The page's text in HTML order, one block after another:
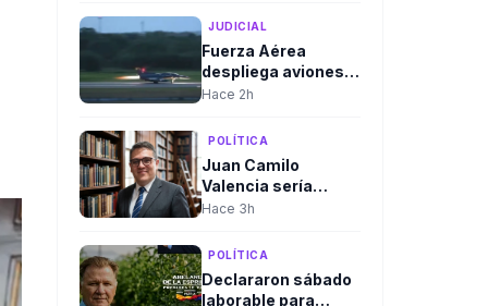
seguridad de
para Colombia tras
la posesión de
Abelardo De La
JUDICIAL
Fuerza Aérea
despliega aviones
Kfir hacia la
consejo de
seguridad del
presidente
Hace 2h
POLÍTICA
Juan Camilo
Valencia sería
designado como
Agencia Nacional
Hace 3h
POLÍTICA
Declararon sábado
laborable para